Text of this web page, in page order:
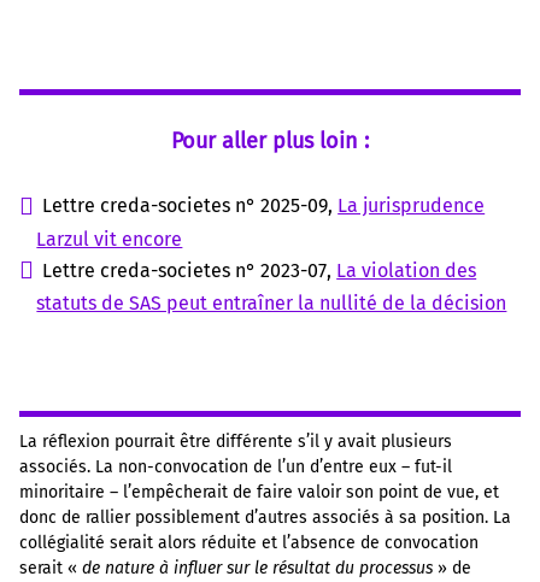
Pour aller plus loin :
Lettre creda-societes n° 2025-09, La jurisprudence
Larzul vit encore
Lettre creda-societes n° 2023-07, La violation des
statuts de SAS peut entraîner la nullité de la décision
La réflexion pourrait être différente s’il y avait plusieurs
associés. La non-convocation de l’un d’entre eux – fut-il
minoritaire – l’empêcherait de faire valoir son point de vue, et
donc de rallier possiblement d’autres associés à sa position. La
collégialité serait alors réduite et l’absence de convocation
serait « de nature à influer sur le résultat du processus » de